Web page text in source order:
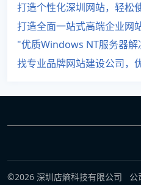
打造个性化深圳网站，轻松
打造全面一站式高端企业网
"优质Windows NT服务器解
找专业品牌网站建设公司，
©2026 深圳店熵科技有限公司 公